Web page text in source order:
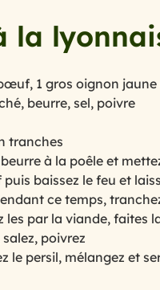
et tartes les
mais goûteuse
fruits rouges .le
la
1 gros oignon jaune
beurre, sel, poivre
tranches
à la poêle et
baissez le feu et
ce temps,
les par la viande, faites
poivrez
le persil, mélangez et